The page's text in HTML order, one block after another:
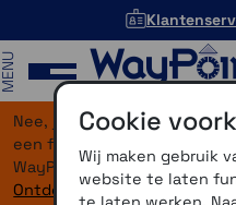
Nee, je bent niet verdwaald!
een flinke upgrade
WayPoint-service, maar dan
Ontdek hier wat er allemaal
Cookie
Wij maken gebruik
website te laten